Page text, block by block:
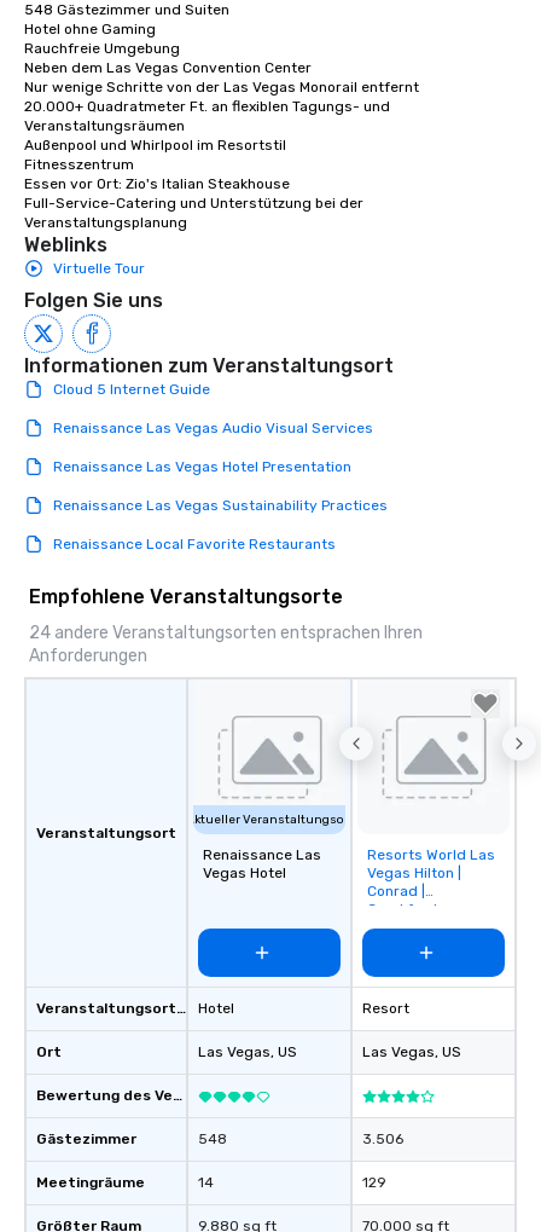
548 Gästezimmer und Suiten
Hotel ohne Gaming
Rauchfreie Umgebung
Neben dem Las Vegas Convention Center
Nur wenige Schritte von der Las Vegas Monorail entfernt
20.000+ Quadratmeter Ft. an flexiblen Tagungs- und
Veranstaltungsräumen
Außenpool und Whirlpool im Resortstil
Fitnesszentrum
Essen vor Ort: Zio's Italian Steakhouse
Full-Service-Catering und Unterstützung bei der
Veranstaltungsplanung
Weblinks
Virtuelle Tour
Folgen Sie uns
Informationen zum Veranstaltungsort
Cloud 5 Internet Guide
Renaissance Las Vegas Audio Visual Services
Renaissance Las Vegas Hotel Presentation
Renaissance Las Vegas Sustainability Practices
Renaissance Local Favorite Restaurants
Empfohlene Veranstaltungsorte
24 andere Veranstaltungsorten entsprachen Ihren
Anforderungen
Veranstaltungsort
Veranstaltungsortstyp
Ort
Bewertung des Veranstaltungsortes
Gästezimmer
Meetingräume
Größter Raum
Aktueller Veranstaltungsort
Renaissance Las
Vegas Hotel
Hotel
Las Vegas, US
548
14
9.880 sq ft
Removed from
favorites
Resorts World Las
Vegas Hilton |
Conrad |
Crockfords
Resort
Las Vegas, US
3.506
129
70.000 sq ft